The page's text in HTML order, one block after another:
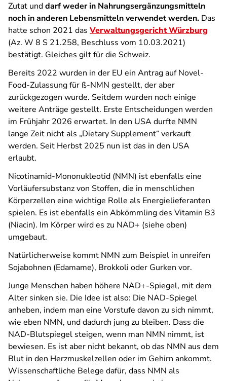
Zutat unddarf weder in Nahrungsergänzungsmitteln
noch in anderen Lebensmitteln verwendet werden. Das
hatte schon 2021 das Verwaltungsgericht Würzburg
(Az. W 8 S 21.258, Beschluss vom 10.03.2021)
bestätigt. Gleiches gilt für die Schweiz.
Bereits 2022 wurden in der EU ein Antrag auf Novel-
Food-Zulassung für ß-NMN gestellt, der aber
zurückgezogen wurde. Seitdem wurden noch einige
weitere Anträge gestellt. Erste Entscheidungen werden
im Frühjahr 2026 erwartet. In den USA durfte NMN
lange Zeit nicht als „Dietary Supplement“ verkauft
werden. Seit Herbst 2025 nun ist das in den USA
erlaubt.
Nicotinamid-Mononukleotid (NMN) ist ebenfalls eine
Vorläufersubstanz von Stoffen, die in menschlichen
Körperzellen eine wichtige Rolle als Energielieferanten
spielen. Es ist ebenfalls ein Abkömmling des Vitamin B3
(Niacin). Im Körper wird es zu NAD+ (siehe oben)
umgebaut.
Natürlicherweise kommt NMN zum Beispiel in unreifen
Sojabohnen (Edamame), Brokkoli oder Gurken vor.
Junge Menschen haben höhere NAD+-Spiegel, mit dem
Alter sinken sie. Die Idee ist also: Die NAD-Spiegel
anheben, indem man eine Vorstufe davon zu sich nimmt,
wie eben NMN, und dadurch jung zu bleiben. Dass die
NAD-Blutspiegel steigen, wenn man NMN nimmt, ist
bewiesen. Es ist aber nicht bekannt, ob das NMN aus dem
Blut in den Herzmuskelzellen oder im Gehirn ankommt.
Wissenschaftliche Belege dafür, dass NMN als